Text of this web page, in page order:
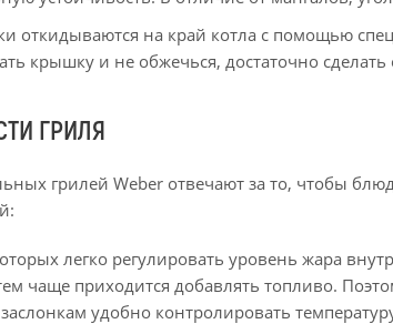
откидываются на край котла с помощью
крышку и не обжечься, достаточно
ГРИЛЯ
грилей Weber отвечают за то, чтобы
легко регулировать уровень жара
чаще приходится добавлять топливо.
удобно контролировать